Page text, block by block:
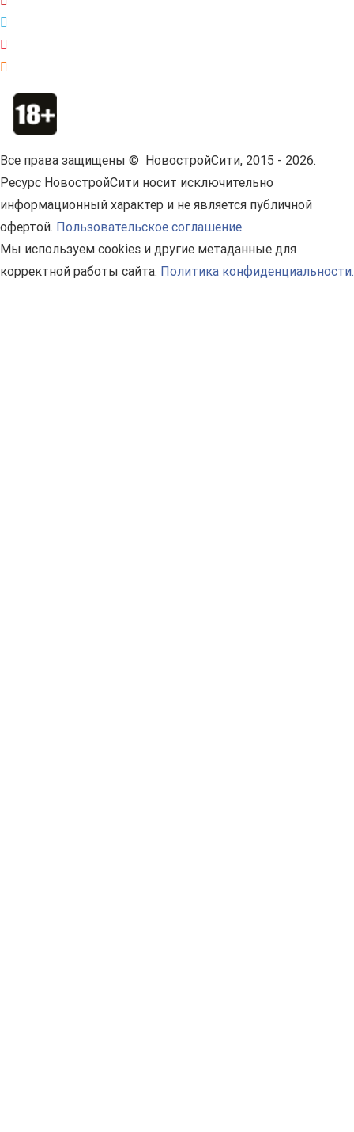
Все права защищены © НовостройСити, 2015 - 2026.
Ресурс НовостройСити носит исключительно
информационный характер и не является публичной
офертой. Пользовательское соглашение.
Мы используем cookies и другие метаданные для
корректной работы сайта. Политика конфиденциальности.